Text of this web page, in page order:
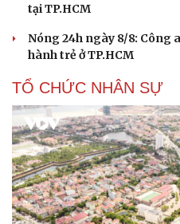
Tư vấn
Săn Tour
check-in
tại TP.HCM
Nóng 24h ngày 8/8: Công
hành trẻ ở TP.HCM
TỔ CHỨC NHÂN SỰ